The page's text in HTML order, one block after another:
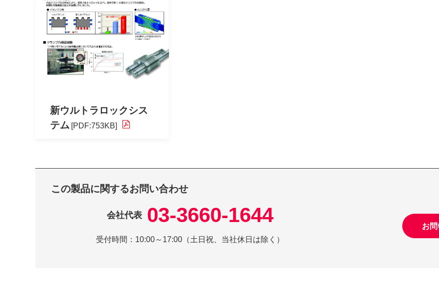
新ウルトラロックシス
テム [PDF:753KB]
この製品に関するお問い合わせ
会社代表 03-3660-1644
受付時間： 10:00～17:00（土日祝、当社休日は除く）
お